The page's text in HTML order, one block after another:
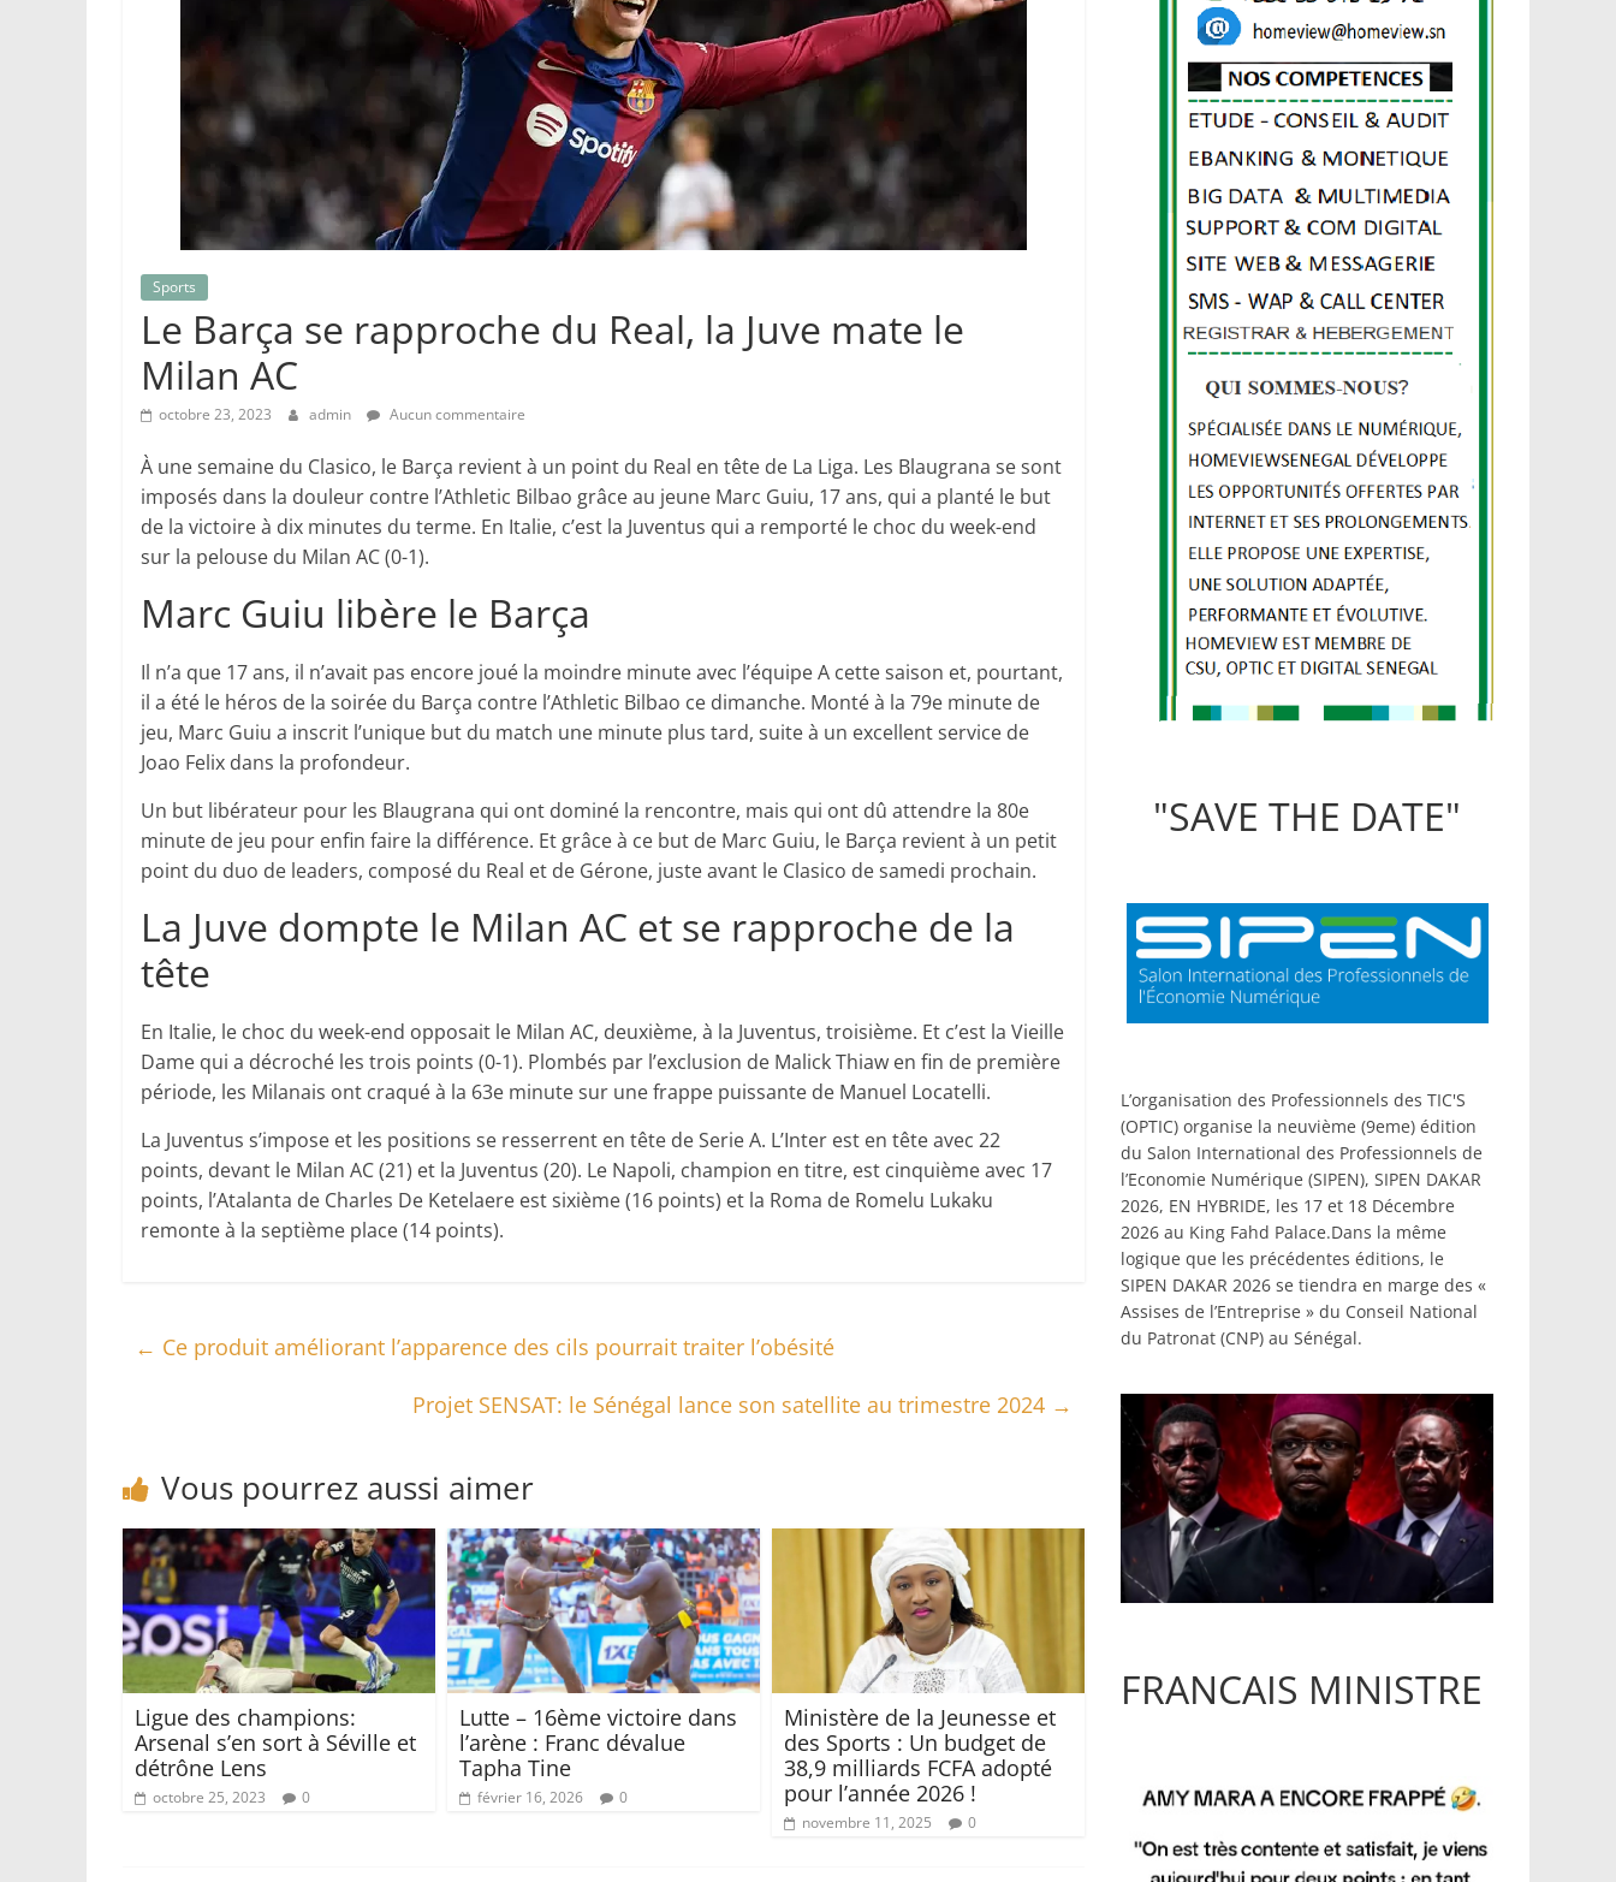
Sports
Le Barça se rapproche du Real, la Juve mate le
Milan AC
octobre 23, 2023 admin Aucun commentaire
À une semaine du Clasico, le Barça revient à un point du Real en tête de La Liga. Les Blaugrana se sont
imposés dans la douleur contre l’Athletic Bilbao grâce au jeune Marc Guiu, 17 ans, qui a planté le but
de la victoire à dix minutes du terme. En Italie, c’est la Juventus qui a remporté le choc du week-end
sur la pelouse du Milan AC (0-1).
Marc Guiu libère le Barça
Il n’a que 17 ans, il n’avait pas encore joué la moindre minute avec l’équipe A cette saison et, pourtant,
il a été le héros de la soirée du Barça contre l’Athletic Bilbao ce dimanche. Monté à la 79e minute de
jeu, Marc Guiu a inscrit l’unique but du match une minute plus tard, suite à un excellent service de
Joao Felix dans la profondeur.
Un but libérateur pour les Blaugrana qui ont dominé la rencontre, mais qui ont dû attendre la 80e
minute de jeu pour enfin faire la différence. Et grâce à ce but de Marc Guiu, le Barça revient à un petit
point du duo de leaders, composé du Real et de Gérone, juste avant le Clasico de samedi prochain.
La Juve dompte le Milan AC et se rapproche de la
tête
En Italie, le choc du week-end opposait le Milan AC, deuxième, à la Juventus, troisième. Et c’est la Vieille
Dame qui a décroché les trois points (0-1). Plombés par l’exclusion de Malick Thiaw en fin de première
période, les Milanais ont craqué à la 63e minute sur une frappe puissante de Manuel Locatelli.
La Juventus s’impose et les positions se resserrent en tête de Serie A. L’Inter est en tête avec 22
points, devant le Milan AC (21) et la Juventus (20). Le Napoli, champion en titre, est cinquième avec 17
points, l’Atalanta de Charles De Ketelaere est sixième (16 points) et la Roma de Romelu Lukaku
remonte à la septième place (14 points).
← Ce produit améliorant l’apparence des cils pourrait traiter l’obésité
Projet SENSAT: le Sénégal lance son satellite au trimestre 2024 →
Vous pourrez aussi aimer
Ligue des champions:
Arsenal s’en sort à Séville et
détrône Lens
octobre 25, 2023 0
Lutte – 16ème victoire dans
l’arène : Franc dévalue
Tapha Tine
février 16, 2026 0
Ministère de la Jeunesse et
des Sports : Un budget de
38,9 milliards FCFA adopté
pour l’année 2026 !
novembre 11, 2025 0
"SAVE THE DATE"
L’organisation des Professionnels des TIC'S
(OPTIC) organise la neuvième (9eme) édition
du Salon International des Professionnels de
l’Economie Numérique (SIPEN), SIPEN DAKAR
2026, EN HYBRIDE, les 17 et 18 Décembre
2026 au King Fahd Palace.Dans la même
logique que les précédentes éditions, le
SIPEN DAKAR 2026 se tiendra en marge des «
Assises de l’Entreprise » du Conseil National
du Patronat (CNP) au Sénégal.
FRANCAIS MINISTRE